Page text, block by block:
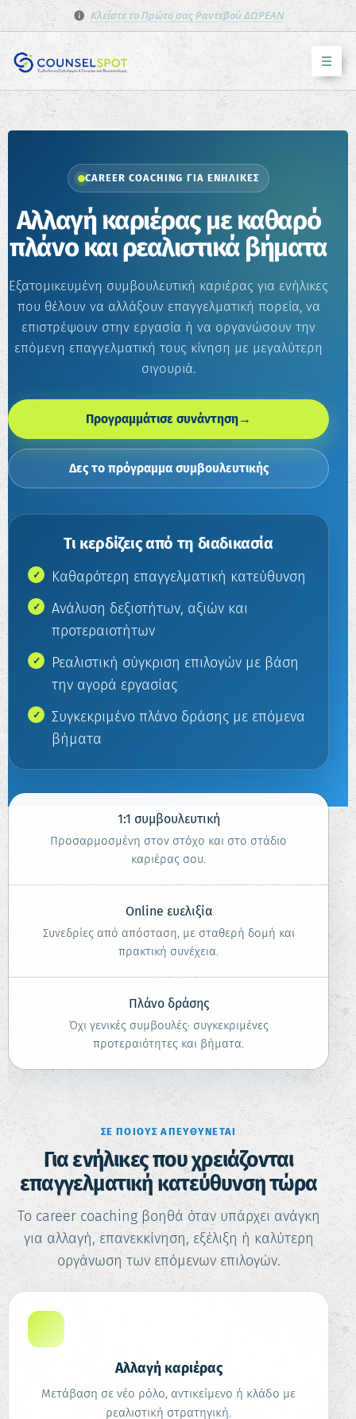
Κλείστε το Πρώτο σας Ραντεβού ΔΩΡΕΑΝ
CAREER COACHING ΓΙΑ ΕΝΉΛΙΚΕΣ
Αλλαγή καριέρας με καθαρό
πλάνο και ρεαλιστικά βήματα
Εξατομικευμένη συμβουλευτική καριέρας για ενήλικες
που θέλουν να αλλάξουν επαγγελματική πορεία, να
επιστρέψουν στην εργασία ή να οργανώσουν την
επόμενη επαγγελματική τους κίνηση με μεγαλύτερη
σιγουριά.
Προγραμμάτισε συνάντηση→
Δες το πρόγραμμα συμβουλευτικής
Τι κερδίζεις από τη διαδικασία
Καθαρότερη επαγγελματική κατεύθυνση
Ανάλυση δεξιοτήτων, αξιών και
προτεραιοτήτων
Ρεαλιστική σύγκριση επιλογών με βάση
την αγορά εργασίας
Συγκεκριμένο πλάνο δράσης με επόμενα
βήματα
1:1 συμβουλευτική
Προσαρμοσμένη στον στόχο και στο στάδιο
καριέρας σου.
Online ευελιξία
Συνεδρίες από απόσταση, με σταθερή δομή και
πρακτική συνέχεια.
Πλάνο δράσης
Όχι γενικές συμβουλές· συγκεκριμένες
προτεραιότητες και βήματα.
ΣΕ ΠΟΙΟΥΣ ΑΠΕΥΘΎΝΕΤΑΙ
Για ενήλικες που χρειάζονται
επαγγελματική κατεύθυνση τώρα
Το career coaching βοηθά όταν υπάρχει ανάγκη
για αλλαγή, επανεκκίνηση, εξέλιξη ή καλύτερη
οργάνωση των επόμενων επιλογών.
Αλλαγή καριέρας
Μετάβαση σε νέο ρόλο, αντικείμενο ή κλάδο με
ρεαλιστική στρατηγική.